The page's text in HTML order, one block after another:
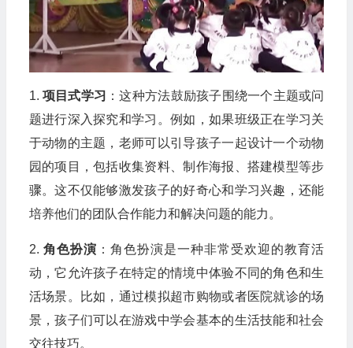
1. 项目式学习 ：这种方法鼓励孩子围绕一个主题或问
题进行深入探究和学习。例如，如果班级正在学习关
于动物的主题，老师可以引导孩子一起设计一个动物
园的项目，包括收集资料、制作海报、搭建模型等步
骤。这不仅能够激发孩子的好奇心和学习兴趣，还能
培养他们的团队合作能力和解决问题的能力。
2. 角色扮演 ：角色扮演是一种非常受欢迎的教育活
动，它允许孩子在特定的情境中体验不同的角色和生
活场景。比如，通过模拟超市购物或者医院就诊的场
景，孩子们可以在游戏中学会基本的生活技能和社会
交往技巧。